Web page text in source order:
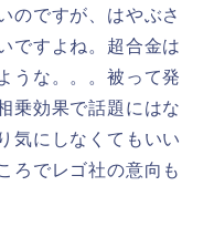
のですが、はやぶさ
ですよね。超合金は
うな。。。被って発
乗効果で話題にはな
気にしなくてもいい
ろでレゴ社の意向も